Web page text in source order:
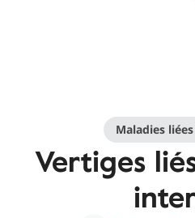
Maladies
Vertiges